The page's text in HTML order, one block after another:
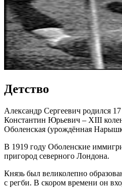
Детство
Александр Сергеевич родился
Константин Юрьевич – XIII
Оболенская (урождённая
В 1919 году Оболенские
пригород северного Лондона.
Князь был великолепно
с регби. В скором времени он